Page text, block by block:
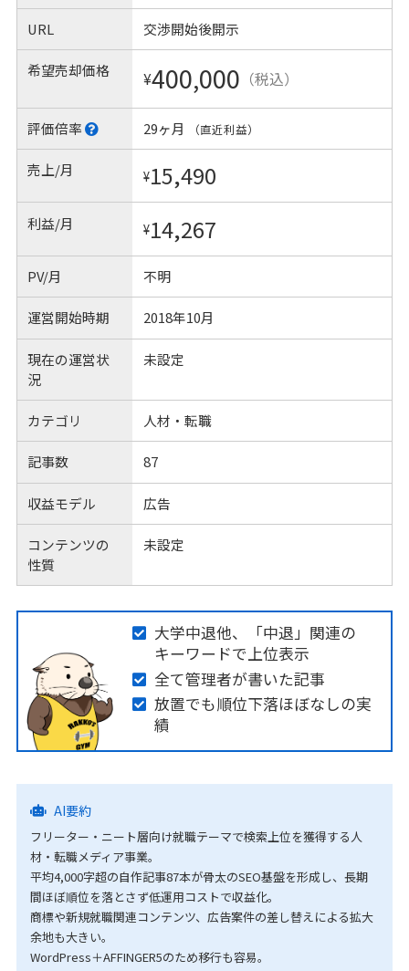
URL 交渉開始後開示
希望売却価格 ¥400,000 （税込）
評価倍率 29ヶ月 （直近利益）
売上/月 ¥15,490
利益/月 ¥14,267
PV/月 不明
運営開始時期 2018年10月
現在の運営状
況
未設定
カテゴリ 人材・転職
記事数 87
収益モデル 広告
コンテンツの
性質
未設定
大学中退他、「中退」関連の
キーワードで上位表示
全て管理者が書いた記事
放置でも順位下落ほぼなしの実
績
AI要約
フリーター・ニート層向け就職テーマで検索上位を獲得する人
材・転職メディア事業。
平均4,000字超の自作記事87本が骨太のSEO基盤を形成し、長期
間ほぼ順位を落とさず低運用コストで収益化。
商標や新規就職関連コンテンツ、広告案件の差し替えによる拡大
余地も大きい。
WordPress＋AFFINGER5のため移行も容易。